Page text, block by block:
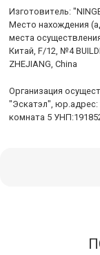
Изготовитель:
Место нахождения
места
Китай, F/12, №4
ZHEJIANG, China
Организация
"Эскатэл", юр.адрес:
комната 5